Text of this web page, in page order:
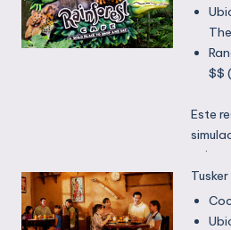
$$
Este
aves
Hacer